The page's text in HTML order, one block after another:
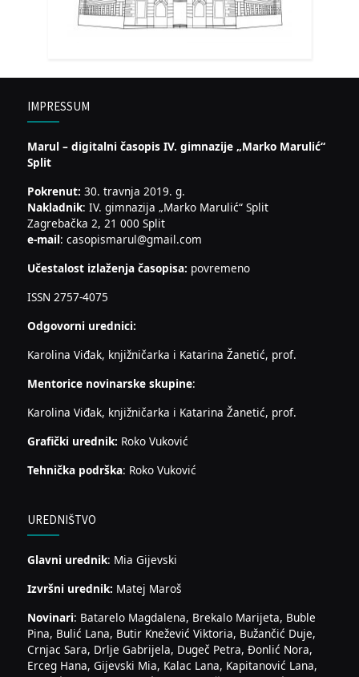
IMPRESSUM
Marul – digitalni časopis IV. gimnazije „Marko Marulić“
Split
Pokrenut: 30. travnja 2019. g.
Nakladnik: IV. gimnazija „Marko Marulić“ Split
Zagrebačka 2, 21 000 Split
e-mail: casopismarul@gmail.com
Učestalost izlaženja časopisa: povremeno
ISSN 2757-4075
Odgovorni urednici:
Karolina Viđak, knjižničarka i Katarina Žanetić, prof.
Mentorice novinarske skupine:
Karolina Viđak, knjižničarka i Katarina Žanetić, prof.
Grafički urednik: Roko Vuković
Tehnička podrška: Roko Vuković
UREDNIŠTVO
Glavni urednik: Mia Gijevski
Izvršni urednik: Matej Maroš
Novinari: Batarelo Magdalena, Brekalo Marijeta, Buble
Pina, Bulić Lana, Butir Knežević Viktoria, Bužančić Duje,
Crnjac Sara, Drlje Gabrijela, Dugeč Petra, Đonlić Nora,
Erceg Hana, Gijevski Mia, Kalac Lana, Kapitanović Lana,